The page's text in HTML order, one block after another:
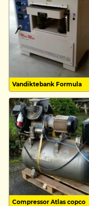
Vandiktebank Formula
Compressor Atlas copco